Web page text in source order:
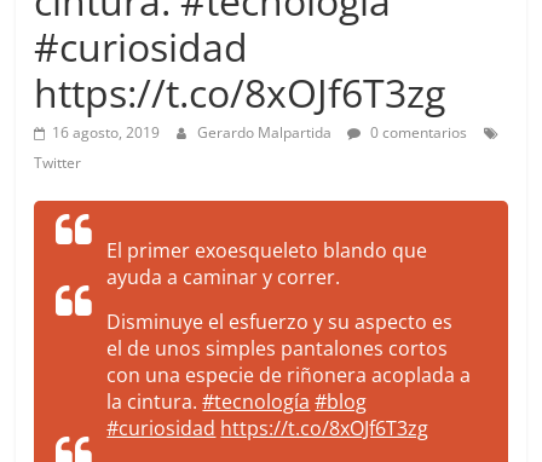
#curiosidad
https://t.co/8xOJf6T3zg
16 agosto, 2019 Gerardo Malpartida
0 comentarios
Twitter
El primer exoesqueleto blando que
ayuda a caminar y correr.
Disminuye el esfuerzo y su aspecto es
el de unos simples pantalones cortos
con una especie de riñonera acoplada a
la cintura.#tecnología #blog
#curiosidad https://t.co/8xOJf6T3zg